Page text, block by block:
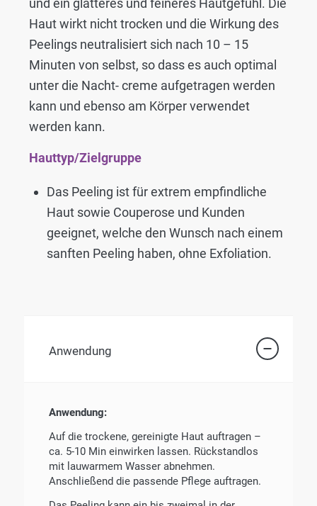
und ein glatteres und feineres Hautgefühl. Die
Haut wirkt nicht trocken und die Wirkung des
Peelings neutralisiert sich nach 10 – 15
Minuten von selbst, so dass es auch optimal
unter die Nacht- creme aufgetragen werden
kann und ebenso am Körper verwendet
werden kann.
Hauttyp/Zielgruppe
Das Peeling ist für extrem empfindliche
Haut sowie Couperose und Kunden
geeignet, welche den Wunsch nach einem
sanften Peeling haben, ohne Exfoliation.
Anwendung
Anwendung:
Auf die trockene, gereinigte Haut auftragen –
ca. 5-10 Min einwirken lassen. Rückstandlos
mit lauwarmem Wasser abnehmen.
Anschließend die passende Pflege auftragen.